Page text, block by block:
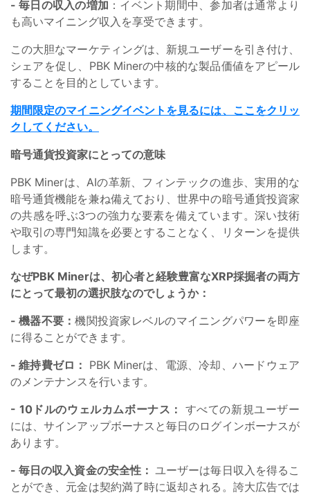
- 毎日の収入の増加 ：イベント期間中、参加者は通常より
も高いマイニング収入を享受できます。
この大胆なマーケティングは、新規ユーザーを引き付け、
シェアを促し、PBK Minerの中核的な製品価値をアピール
することを目的としています。
期間限定のマイニングイベントを見るには、ここをクリッ
クしてください。
暗号通貨投資家にとっての意味
PBK Minerは、AIの革新、フィンテックの進歩、実用的な
暗号通貨機能を兼ね備えており、世界中の暗号通貨投資家
の共感を呼ぶ3つの強力な要素を備えています。深い技術
や取引の専門知識を必要とすることなく、リターンを提供
します。
なぜPBK Minerは、初心者と経験豊富なXRP採掘者の両方
にとって最初の選択肢なのでしょうか：
- 機器不要：機関投資家レベルのマイニングパワーを即座
に得ることができます。
- 維持費ゼロ： PBK Minerは、電源、冷却、ハードウェア
のメンテナンスを行います。
- 10ドルのウェルカムボーナス： すべての新規ユーザー
には、サインアップボーナスと毎日のログインボーナスが
あります。
- 毎日の収入資金の安全性： ユーザーは毎日収入を得るこ
とができ、元金は契約満了時に返却される。誇大広告では